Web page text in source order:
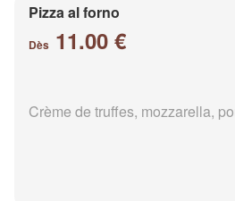
Pizza al forno
Dès 11.00 €
Crème de truffes, mozzarella,